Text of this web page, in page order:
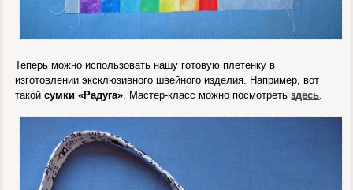
Теперь можно использовать нашу готовую плетенку в
изготовлении эксклюзивного швейного изделия. Например, вот
такойсумки «Радуга». Мастер-класс можно посмотретьздесь.